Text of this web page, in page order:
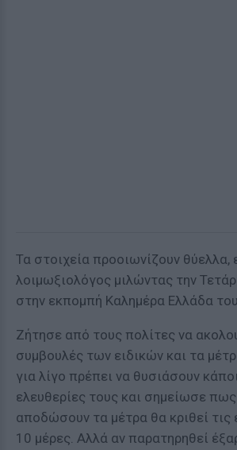
Τα στοιχεία προοιωνίζουν
λοιμωξιολόγος μιλώντας την
στην εκπομπή Καλημέρα Ελλάδα
Ζήτησε από τους πολίτες να
συμβουλές των ειδικών και τα
για λίγο πρέπει να θυσιάσουν
ελευθερίες τους και σημείωσε
αποδώσουν τα μέτρα θα κριθεί τις
10 μέρες. Αλλά αν παρατηρηθεί